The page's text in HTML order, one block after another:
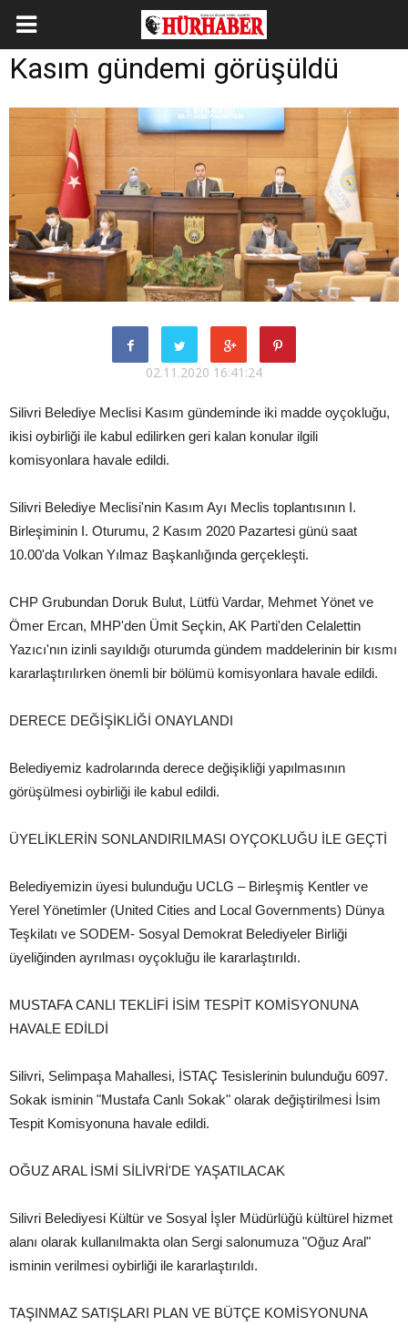
Kasım gündemi görüşüldü
02.11.2020 16:41:24
Silivri Belediye Meclisi Kasım gündeminde iki madde oyçokluğu,
ikisi oybirliği ile kabul edilirken geri kalan konular ilgili
komisyonlara havale edildi.
Silivri Belediye Meclisi'nin Kasım Ayı Meclis toplantısının I.
Birleşiminin I. Oturumu, 2 Kasım 2020 Pazartesi günü saat
10.00'da Volkan Yılmaz Başkanlığında gerçekleşti.
CHP Grubundan Doruk Bulut, Lütfü Vardar, Mehmet Yönet ve
Ömer Ercan, MHP'den Ümit Seçkin, AK Parti'den Celalettin
Yazıcı'nın izinli sayıldığı oturumda gündem maddelerinin bir kısmı
kararlaştırılırken önemli bir bölümü komisyonlara havale edildi.
DERECE DEĞİŞİKLİĞİ ONAYLANDI
Belediyemiz kadrolarında derece değişikliği yapılmasının
görüşülmesi oybirliği ile kabul edildi.
ÜYELİKLERİN SONLANDIRILMASI OYÇOKLUĞU İLE GEÇTİ
Belediyemizin üyesi bulunduğu UCLG – Birleşmiş Kentler ve
Yerel Yönetimler (United Cities and Local Governments) Dünya
Teşkilatı ve SODEM- Sosyal Demokrat Belediyeler Birliği
üyeliğinden ayrılması oyçokluğu ile kararlaştırıldı.
MUSTAFA CANLI TEKLİFİ İSİM TESPİT KOMİSYONUNA
HAVALE EDİLDİ
Silivri, Selimpaşa Mahallesi, İSTAÇ Tesislerinin bulunduğu 6097.
Sokak isminin "Mustafa Canlı Sokak" olarak değiştirilmesi İsim
Tespit Komisyonuna havale edildi.
OĞUZ ARAL İSMİ SİLİVRİ'DE YAŞATILACAK
Silivri Belediyesi Kültür ve Sosyal İşler Müdürlüğü kültürel hizmet
alanı olarak kullanılmakta olan Sergi salonumuza "Oğuz Aral"
isminin verilmesi oybirliği ile kararlaştırıldı.
TAŞINMAZ SATIŞLARI PLAN VE BÜTÇE KOMİSYONUNA